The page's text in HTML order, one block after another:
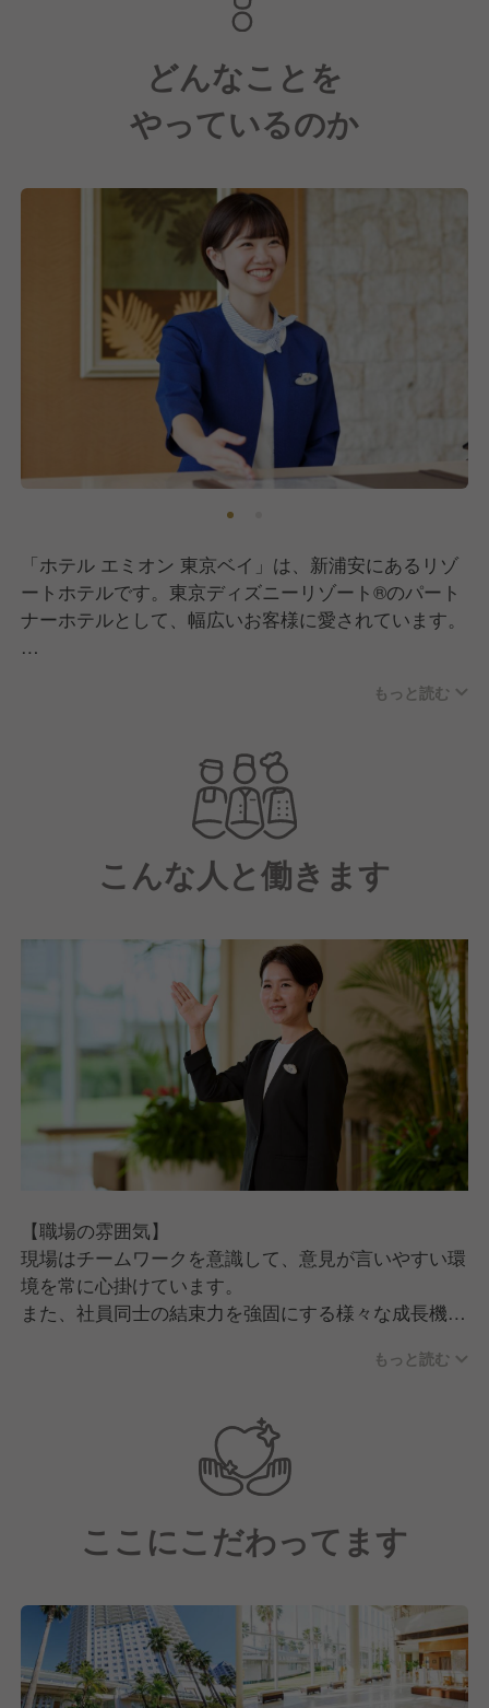
どんなことを
やっているのか
「ホテル エミオン 東京ベイ」は、新浦安にあるリゾ
ートホテルです。東京ディズニーリゾート®のパート
ナーホテルとして、幅広いお客様に愛されています。
コンビニエンスストアの5部門でマルチに勤務してい
もっと読む
こんな人と働きます
【職場の雰囲気】
現場はチームワークを意識して、意見が言いやすい環
境を常に心掛けています。
また、社員同士の結束力を強固にする様々な成長機会
激し合いながら成長出来る風土を創業以来守り続けて
もっと読む
ここにこだわってます